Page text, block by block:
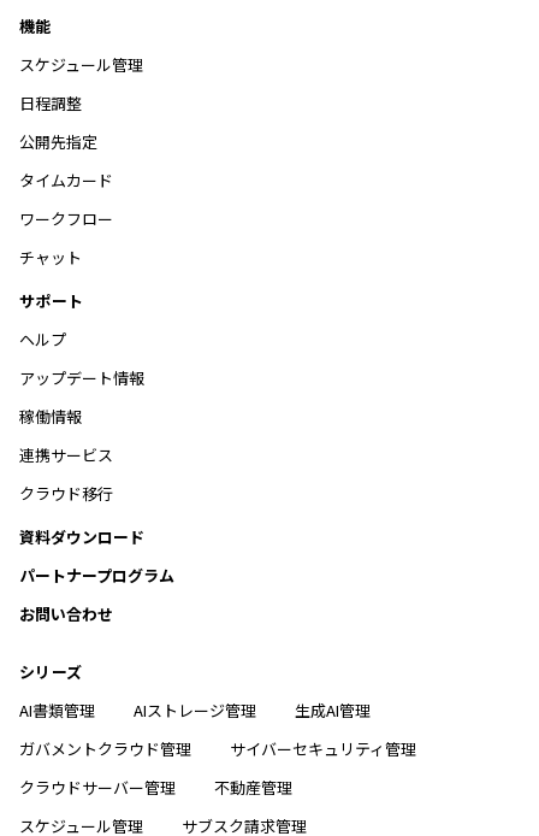
機能
スケジュール管理
日程調整
公開先指定
タイムカード
ワークフロー
チャット
サポート
ヘルプ
アップデート情報
稼働情報
連携サービス
クラウド移行
資料ダウンロード
パートナープログラム
お問い合わせ
シリーズ
AI書類管理
AIストレージ管理
生成AI管理
ガバメントクラウド管理
サイバーセキュリティ管理
クラウドサーバー管理
不動産管理
スケジュール管理
サブスク請求管理